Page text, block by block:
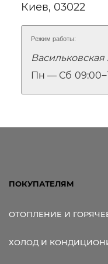
Киев, 03022
Режим работы:
Васильковская
Пн — Сб
ПОКУПАТЕЛЯМ
ОТОПЛЕНИЕ И
ХОЛОД И